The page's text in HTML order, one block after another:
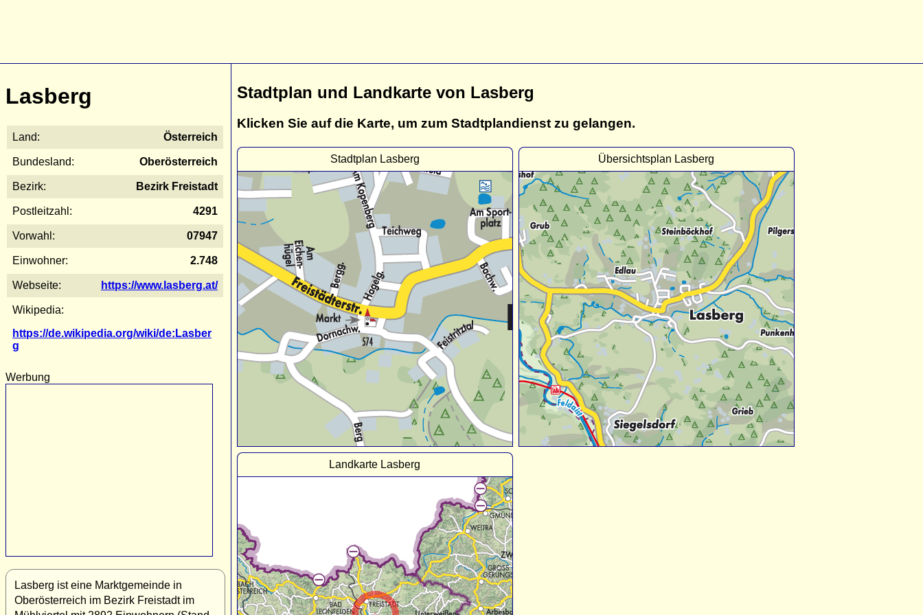
Lasberg
Land: Österreich
Bundesland: Oberösterreich
Bezirk: Bezirk Freistadt
Postleitzahl: 4291
Vorwahl: 07947
Einwohner: 2.748
Webseite: https://www.lasberg.at/
Wikipedia:
https://de.wikipedia.org/wiki/de:Lasber
g
Werbung
Lasberg ist eine Marktgemeinde in
Oberösterreich im Bezirk Freistadt im
Stadtplan und Landkarte von Lasberg
Klicken Sie auf die Karte, um zum Stadtplandienst zu gelangen.
Stadtplan Lasberg Übersichtsplan Lasberg
Landkarte Lasberg